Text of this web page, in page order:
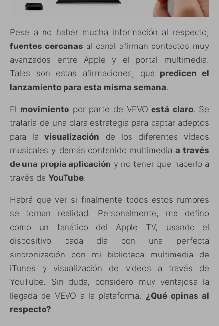
Pese a no haber mucha información al respecto,
fuentes cercanas al canal afirman contactos muy
avanzados entre Apple y el portal multimedia.
Tales son estas afirmaciones, que predicen el
lanzamiento para esta misma semana.
El movimiento por parte de VEVO está claro. Se
trataría de una clara estrategia para captar adeptos
para lavisualización de los diferentes vídeos
musicales y demás contenido multimedia a través
de una propia aplicación y no tener que hacerlo a
través de YouTube.
Habrá que ver si finalmente todos estos rumores
se tornan realidad. Personalmente, me defino
como un fanático del Apple TV, usando el
dispositivo cada día con una perfecta
sincronización con mi biblioteca multimedia de
iTunes y visualización de vídeos a través de
YouTube. Sin duda, considero muy ventajosa la
llegada de VEVO a la plataforma. ¿Qué opinas al
respecto?